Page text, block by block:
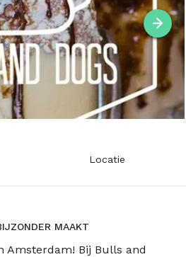
Locatie
MAAKT
Amsterdam! Bij Bulls and